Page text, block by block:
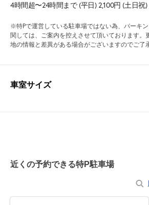
4時間超〜24時間まで (平日) 2,100円 (土日祝)
※特Pで運営している駐車場ではない為、パーキ
関しては、ご案内を控えさせて頂いております。
地の情報と差異がある場合がございますのでご了
車室サイズ
近くの予約できる特P駐車場